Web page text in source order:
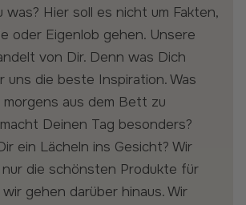
oder Eigenlob gehen. Unsere
von Dir. Denn was Dich
uns die beste Inspiration. Was
aus dem Bett zu
Deinen Tag besonders?
ein Lächeln ins Gesicht? Wir
die schönsten Produkte für
gehen darüber hinaus. Wir